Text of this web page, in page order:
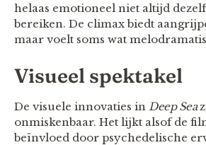
helaas emotioneel niet altijd
bereiken. De climax biedt
maar voelt soms wat
Visueel spektakel
De visuele innovaties in Deep Sea
onmiskenbaar. Het lijkt alsof de
beïnvloed door psychedelische